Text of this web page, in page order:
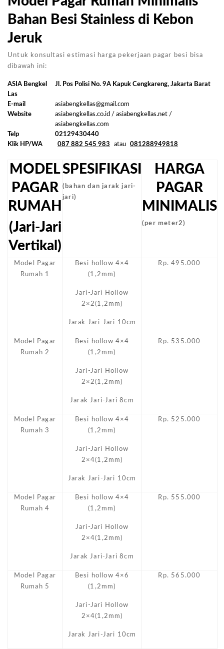
Bahan Besi Stainless di Kebon
Jeruk
Untuk konsultasi estimasi harga pekerjaan pagar besi bisa
dibawah ini:
ASIA Bengkel
Las
Jl. Pos Polisi No. 9A Kapuk Cengkareng, Jakarta Barat
E-mail
asiabengkellas@gmail.com
Website
asiabengkellas.co.id / asiabengkellas.net /
asiabengkellas.com
Telp
02129430440
Klik HP/WA
087 882 545 983 atau 081288949818
MODEL
PAGAR
RUMAH
(Jari-Jari
Vertikal)
SPESIFIKASI
(bahan dan jarak jari-
jari)
HARGA
PAGAR
MINIMALIS
(per meter2)
Model Pagar
Rumah 1
Besi hollow 4×4
(1,2mm)
Jari-Jari Hollow
2×2(1,2mm)
Jarak Jari-Jari 10cm
Rp. 495.000
Model Pagar
Rumah 2
Besi hollow 4×4
(1,2mm)
Jari-Jari Hollow
2×2(1,2mm)
Jarak Jari-Jari 8cm
Rp. 535.000
Model Pagar
Rumah 3
Besi hollow 4×4
(1,2mm)
Jari-Jari Hollow
2×4(1,2mm)
Jarak Jari-Jari 10cm
Rp. 525.000
Model Pagar
Rumah 4
Besi hollow 4×4
(1,2mm)
Jari-Jari Hollow
2×4(1,2mm)
Jarak Jari-Jari 8cm
Rp. 555.000
Model Pagar
Rumah 5
Besi hollow 4×6
(1,2mm)
Jari-Jari Hollow
2×4(1,2mm)
Jarak Jari-Jari 10cm
Rp. 565.000